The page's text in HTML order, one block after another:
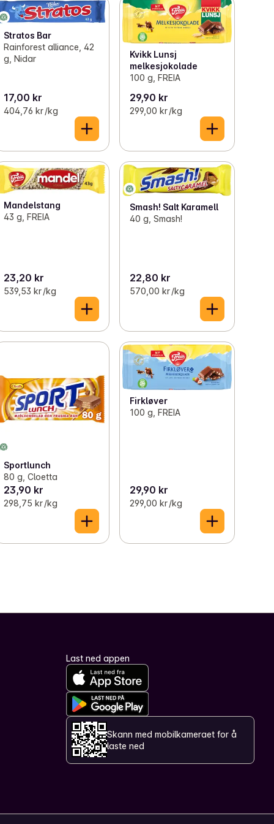
Stratos Bar
Rainforest alliance, 42
g, Nidar
17,00 kr
404,76 kr /kg
Kvikk Lunsj
melkesjokolade
100 g, FREIA
29,90 kr
299,00 kr /kg
Mandelstang
43 g, FREIA
23,20 kr
539,53 kr /kg
Smash! Salt Karamell
40 g, Smash!
22,80 kr
570,00 kr /kg
Sportlunch
80 g, Cloetta
23,90 kr
298,75 kr /kg
Firkløver
100 g, FREIA
29,90 kr
299,00 kr /kg
Last ned appen
Skann med mobilkameraet for å
laste ned